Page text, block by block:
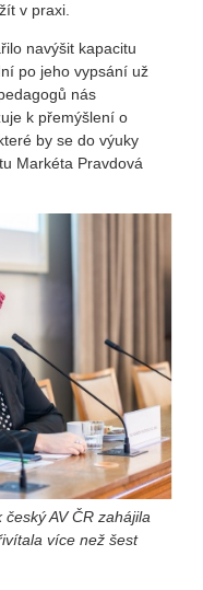
v praxi.
navýšit kapacitu
po jeho vypsání už
nás
k přemýšlení o
by se do výuky
Markéta Pravdová
AV ČR zahájila
více než šest